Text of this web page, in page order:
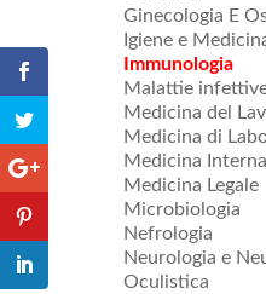
Ginecologia E
Igiene e
Immunologia
Malattie
Medicina del
Medicina di
Medicina Interna
Medicina Legale
Microbiologia
Nefrologia
Neurologia e
Oculistica